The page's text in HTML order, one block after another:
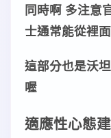
同時啊 多注意
士通常能從裡面
這部分也是沃
喔
適應性心態